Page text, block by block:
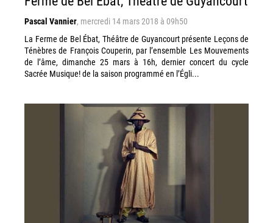
Pascal Vannier, mercredi 14 mars 2018 à 09h50
La Ferme de Bel Ébat, Théâtre de Guyancourt présente Leçons de
Ténèbres de François Couperin, par l’ensemble Les Mouvements
de l’âme, dimanche 25 mars à 16h, dernier concert du cycle
Sacrée Musique! de la saison programmé en l’Égli...